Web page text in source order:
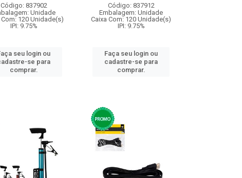
Código: 837902
Unidade
Com: 120 Unidade(s)
IPI: 9.75%
seu login ou
se para
comprar.
Código: 837912
Embalagem: Unidade
Caixa Com: 120 Unidade(s)
IPI: 9.75%
Faça seu login ou
cadastre-se para
comprar.